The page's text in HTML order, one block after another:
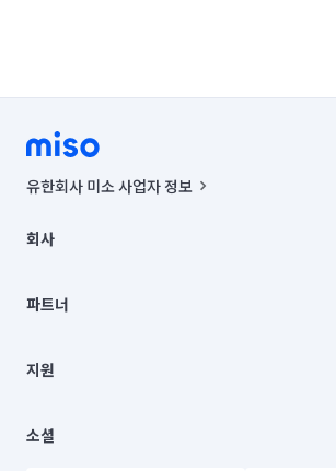
유한회사 미소 사업자 정보
00019 |
주소 | 본사: 서울특별시 종로구 율곡로 6(중학동,
컨택센터 : 서울특별시 종로구 수송동 율곡로 24, 7
상품, 상품정보, 거래에 관한 의무와 책임은 거래당사
언론 보도 관련 문의:
© 유한회사 미소. Miso, Inc. All Rights Reserved.
회사
채용
파트너
이사
지원
이용약관
소셜